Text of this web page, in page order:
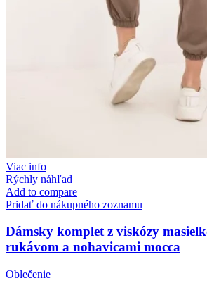
Viac info
Rýchly náhľad
Add to compare
Pridať do nákupného zoznamu
Dámsky komplet z viskózy
rukávom a nohavicami mocca
Oblečenie